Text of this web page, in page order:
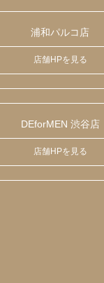
浦和パルコ店
店舗HPを見る
DEforMEN 渋谷店
店舗HPを見る